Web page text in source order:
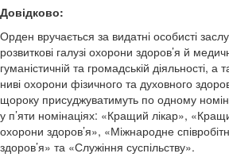
Довідково:
Орден вручається за видатні особисті
розвиткові галузі охорони здоров’я й
гуманістичній та громадській діяльності, а
ниві охорони фізичного та духовного
щороку присуджуватимуть по одному
у п’яти номінаціях: «Кращий лікар»,
охорони здоров’я», «Міжнародне
здоров’я» та «Служіння